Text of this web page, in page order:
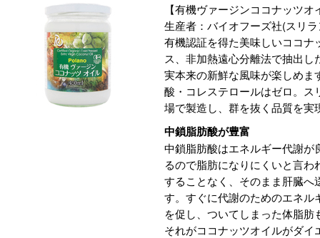
【有機ヴァージンココナッツオ
生産者：バイオフーズ社(スリ
有機認証を得た美味しいココ
ス、非加熱遠心分離法で抽出
実本来の新鮮な風味が楽しめ
酸・コレステロールはゼロ。
場で製造し、群を抜く品質を実
中鎖脂肪酸が豊富
中鎖脂肪酸はエネルギー代謝
るので脂肪になりにくいと言
することなく、そのまま肝臓
す。すぐに代謝のためのエネ
を促し、ついてしまった体脂
それがココナッツオイルがダ